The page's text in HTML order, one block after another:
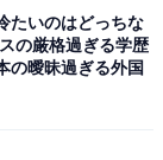
ェーン店ランキ
2位は？【2023
たいのはどっちな
の厳格過ぎる学歴
の曖昧過ぎる外国